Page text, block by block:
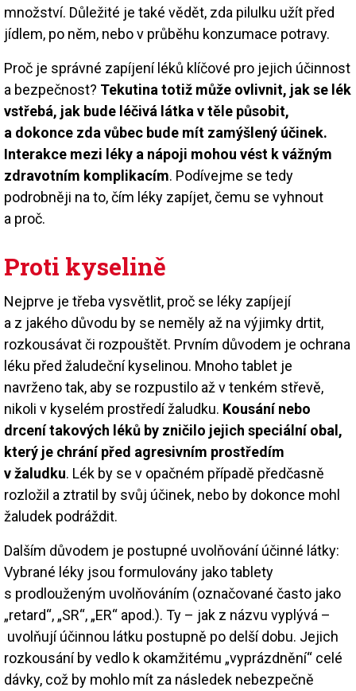
množství. Důležité je také vědět, zda pilulku užít před
jídlem, po něm, nebo v průběhu konzumace potravy.
Proč je správné zapíjení léků klíčové pro jejich účinnost
a bezpečnost? Tekutina totiž může ovlivnit, jak se lék
vstřebá, jak bude léčivá látka v těle působit,
a dokonce zda vůbec bude mít zamýšlený účinek.
Interakce mezi léky a nápoji mohou vést k vážným
zdravotním komplikacím. Podívejme se tedy
podrobněji na to, čím léky zapíjet, čemu se vyhnout
a proč.
Proti kyselině
Nejprve je třeba vysvětlit, proč se léky zapíjejí
a z jakého důvodu by se neměly až na výjimky drtit,
rozkousávat či rozpouštět. Prvním důvodem je ochrana
léku před žaludeční kyselinou. Mnoho tablet je
navrženo tak, aby se rozpustilo až v tenkém střevě,
nikoli v kyselém prostředí žaludku. Kousání nebo
drcení takových léků by zničilo jejich speciální obal,
který je chrání před agresivním prostředím
v žaludku. Lék by se v opačném případě předčasně
rozložil a ztratil by svůj účinek, nebo by dokonce mohl
žaludek podráždit.
Dalším důvodem je postupné uvolňování účinné látky:
Vybrané léky jsou formulovány jako tablety
s prodlouženým uvolňováním (označované často jako
„retard“, „SR“, „ER“ apod.). Ty – jak z názvu vyplývá –
uvolňují účinnou látku postupně po delší dobu. Jejich
rozkousání by vedlo k okamžitému „vyprázdnění“ celé
dávky, což by mohlo mít za následek nebezpečně